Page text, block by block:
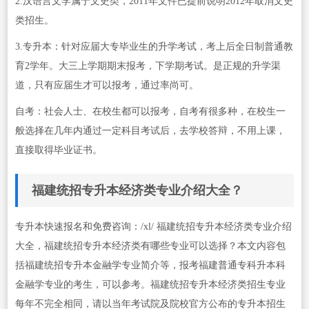
类招生。
3.专升本：针对应届大专毕业生的升学考试，考上后全日制普通教
育2学年。大三上学期期末报考，下学期考试。是正规的升学渠
道，只有应届生才可以报考，通过率尚可。
自考：社会人士、在校生都可以报考，自考有很多种，在校生一
般选择在几年内通过一定科目考试后，去学校答辩，不用上课，
直接取得毕业证书。
福建统招专升本经济类专业介绍大全？
专升本快速报名和免费咨询：/xl/ 福建统招专升本经济类专业介绍
大全，福建统招专升本经济类有哪些专业可以选择？本文内容包
括福建统招专升本金融学专业简介等，报考福建普通专科升本科
金融学专业的考生，可以参考。福建统招专升本经济类招生专业
每年不完全相同，请以当年考试院及院校官方公布的专升本招生